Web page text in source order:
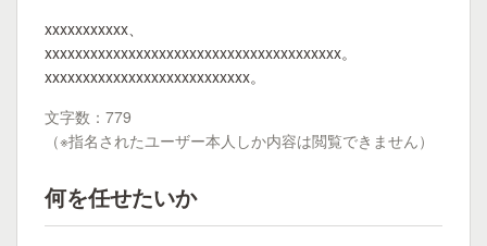
xxxxxxxxxxx、
xxxxxxxxxxxxxxxxxxxxxxxxxxxxxxxxxxxxxxx。
xxxxxxxxxxxxxxxxxxxxxxxxxxx。
文字数：779
（※指名されたユーザー本人しか内容は閲覧できません）
何を任せたいか